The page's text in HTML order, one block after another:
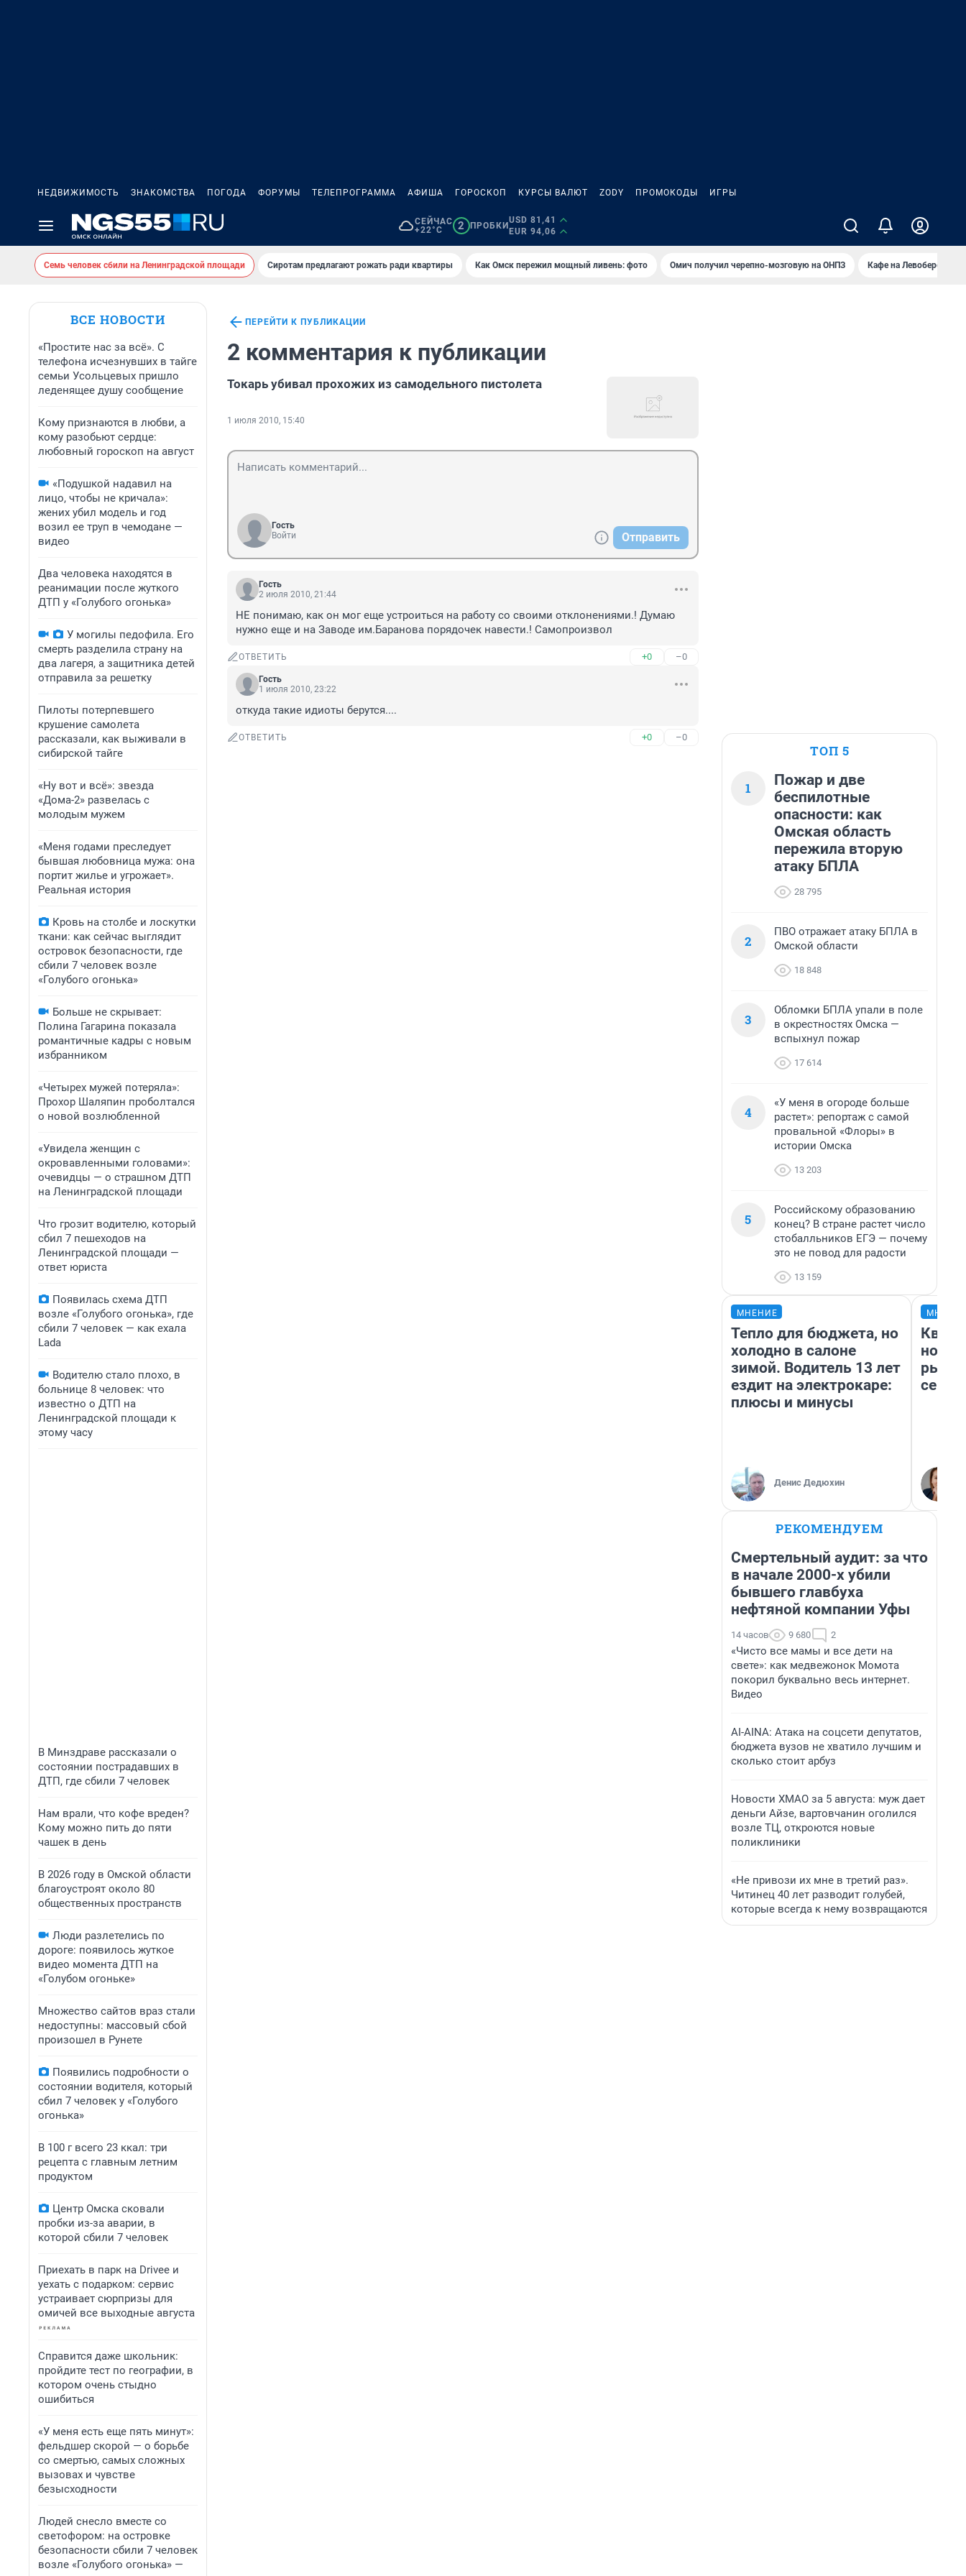
НЕДВИЖИМОСТЬ ЗНАКОМСТВА ПОГОДА ФОРУМЫ ТЕЛЕПРОГРАММА АФИША ГОРОСКОП КУРСЫ ВАЛЮТ ZODY ПРОМОКОДЫ ИГРЫ
СЕЙЧАС
+22°C
2 ПРОБКИ
USD 81,41
EUR 94,06
Семь человек сбили на Ленинградской площади Сиротам предлагают рожать ради квартиры Как Омск пережил мощный ливень: фото Омич получил черепно-мозговую на ОНПЗ Кафе на Левобережье
ВСЕ НОВОСТИ
«Простите нас за всё». С
телефона исчезнувших в тайге
семьи Усольцевых пришло
леденящее душу сообщение
Кому признаются в любви, а
кому разобьют сердце:
любовный гороскоп на август
«Подушкой надавил на
лицо, чтобы не кричала»:
жених убил модель и год
возил ее труп в чемодане —
видео
Два человека находятся в
реанимации после жуткого
ДТП у «Голубого огонька»
У могилы педофила. Его
смерть разделила страну на
два лагеря, а защитника детей
отправила за решетку
Пилоты потерпевшего
крушение самолета
рассказали, как выживали в
сибирской тайге
«Ну вот и всё»: звезда
«Дома-2» развелась с
молодым мужем
«Меня годами преследует
бывшая любовница мужа: она
портит жилье и угрожает».
Реальная история
Кровь на столбе и лоскутки
ткани: как сейчас выглядит
островок безопасности, где
сбили 7 человек возле
«Голубого огонька»
Больше не скрывает:
Полина Гагарина показала
романтичные кадры с новым
избранником
«Четырех мужей потеряла»:
Прохор Шаляпин проболтался
о новой возлюбленной
«Увидела женщин с
окровавленными головами»:
очевидцы — о страшном ДТП
на Ленинградской площади
Что грозит водителю, который
сбил 7 пешеходов на
Ленинградской площади —
ответ юриста
Появилась схема ДТП
возле «Голубого огонька», где
сбили 7 человек — как ехала
Lada
Водителю стало плохо, в
больнице 8 человек: что
известно о ДТП на
Ленинградской площади к
этому часу
В Минздраве рассказали о
состоянии пострадавших в
ДТП, где сбили 7 человек
Нам врали, что кофе вреден?
Кому можно пить до пяти
чашек в день
В 2026 году в Омской области
благоустроят около 80
общественных пространств
Люди разлетелись по
дороге: появилось жуткое
видео момента ДТП на
«Голубом огоньке»
Множество сайтов враз стали
недоступны: массовый сбой
произошел в Рунете
Появились подробности о
состоянии водителя, который
сбил 7 человек у «Голубого
огонька»
В 100 г всего 23 ккал: три
рецепта с главным летним
продуктом
Центр Омска сковали
пробки из-за аварии, в
которой сбили 7 человек
Приехать в парк на Drivee и
уехать с подарком: сервис
устраивает сюрпризы для
омичей все выходные августа
Справится даже школьник:
пройдите тест по географии, в
котором очень стыдно
ошибиться
«У меня есть еще пять минут»:
фельдшер скорой — о борьбе
со смертью, самых сложных
вызовах и чувстве
безысходности
Людей снесло вместе со
светофором: на островке
безопасности сбили 7 человек
возле «Голубого огонька» —
ПЕРЕЙТИ К ПУБЛИКАЦИИ
2 комментария к публикации
Токарь убивал прохожих из самодельного пистолета
1 июля 2010, 15:40
Гость
Войти
Отправить
Гость
2 июля 2010, 21:44
НЕ понимаю, как он мог еще устроиться на работу со своими отклонениями.! Думаю
нужно еще и на Заводе им.Баранова порядочек навести.! Самопроизвол
ОТВЕТИТЬ +0 –0
Гость
1 июля 2010, 23:22
откуда такие идиоты берутся....
ОТВЕТИТЬ +0 –0
ТОП 5
1
Пожар и две
беспилотные
опасности: как
Омская область
пережила вторую
атаку БПЛА
28 795
2
ПВО отражает атаку БПЛА в
Омской области
18 848
3
Обломки БПЛА упали в поле
в окрестностях Омска —
вспыхнул пожар
17 614
4
«У меня в огороде больше
растет»: репортаж с самой
провальной «Флоры» в
истории Омска
13 203
5
Российскому образованию
конец? В стране растет число
стобалльников ЕГЭ — почему
это не повод для радости
13 159
МНЕНИЕ
Тепло для бюджета, но
холодно в салоне
зимой. Водитель 13 лет
ездит на электрокаре:
плюсы и минусы
Денис Дедюхин
но
РЕКОМЕНДУЕМ
Смертельный аудит: за что
в начале 2000-х убили
бывшего главбуха
нефтяной компании Уфы
14 часов 9 680 2
«Чисто все мамы и все дети на
свете»: как медвежонок Момота
покорил буквально весь интернет.
Видео
AI-AINA: Атака на соцсети депутатов,
бюджета вузов не хватило лучшим и
сколько стоит арбуз
Новости ХМАО за 5 августа: муж дает
деньги Айзе, вартовчанин оголился
возле ТЦ, откроются новые
поликлиники
«Не привози их мне в третий раз».
Читинец 40 лет разводит голубей,
которые всегда к нему возвращаются